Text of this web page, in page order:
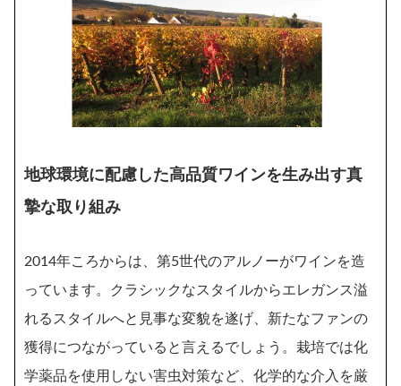
地球環境に配慮した高品質ワインを生み出す真
摯な取り組み
2014年ころからは、第5世代のアルノーがワインを造
っています。クラシックなスタイルからエレガンス溢
れるスタイルへと見事な変貌を遂げ、新たなファンの
獲得につながっていると言えるでしょう。栽培では化
学薬品を使用しない害虫対策など、化学的な介入を厳